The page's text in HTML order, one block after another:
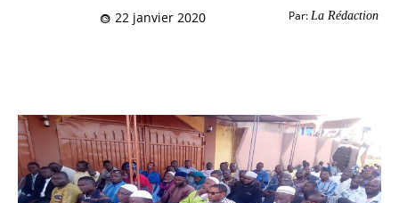
Par: La Rédaction
22 janvier 2020